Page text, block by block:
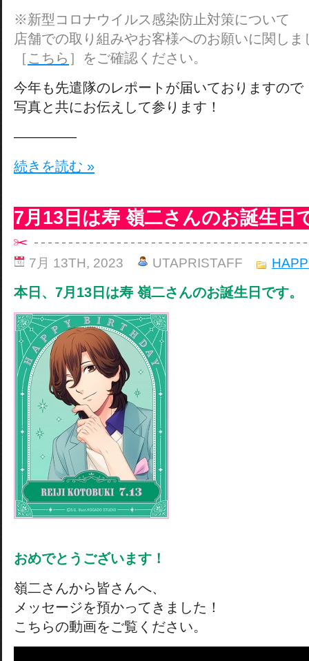
※新型コロナウイルス感染防止対策について
店舗での取り組みやお客様へのお願いに関しま
［ こちら ］をご確認ください。
今年も先遣隊のレポートが届いておりますので
写真と共にお伝えして参ります！
————–
続きを読む »
7月13日は寿 嶺二さんのお誕生日
7月 13TH, 2023 UTAPRISTAFF
本日、7月13日は寿 嶺二さんのお誕生日です。
おめでとうございます！
嶺二さんから皆さんへ、
メッセージを預かってきました！
こちらの動画をご覧ください。